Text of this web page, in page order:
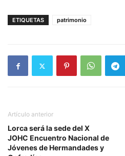
ETIQUETAS patrimonio
Artículo anterior
Lorca será la sede del X
JOHC Encuentro Nacional de
Jóvenes de Hermandades y